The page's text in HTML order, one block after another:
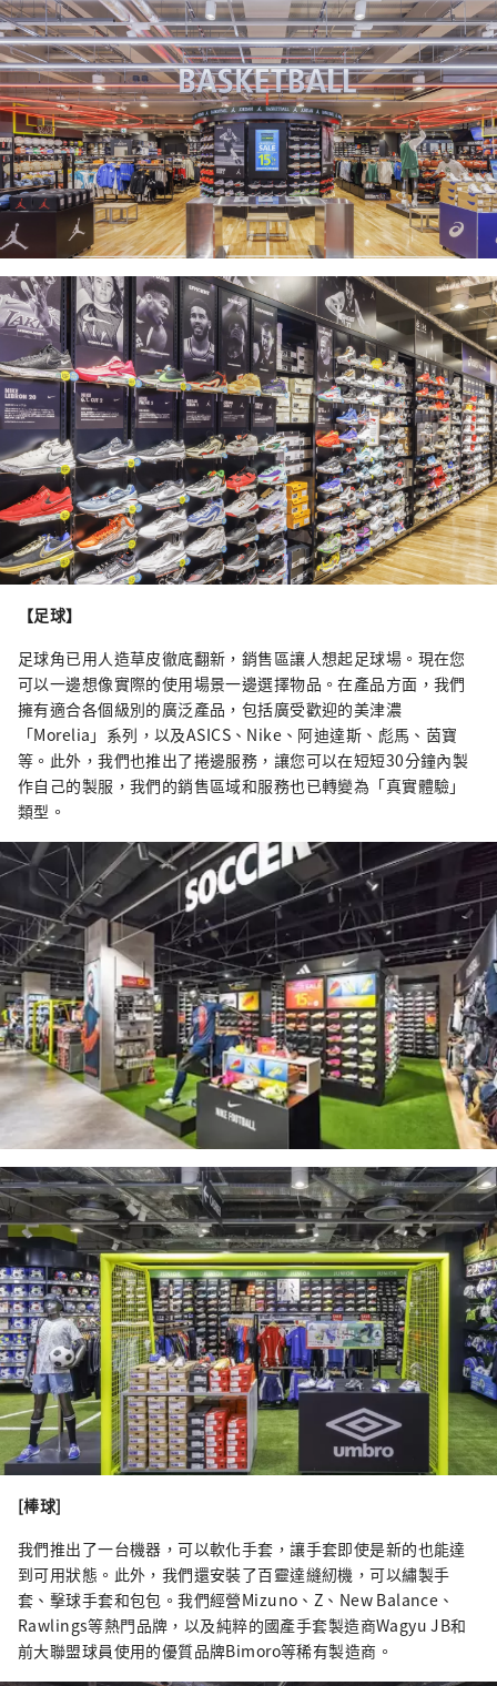
【足球】
足球角已用人造草皮徹底翻新，銷售區讓人想起足球場。現在您
可以一邊想像實際的使用場景一邊選擇物品。在產品方面，我們
擁有適合各個級別的廣泛產品，包括廣受歡迎的美津濃
「Morelia」系列，以及ASICS、Nike、阿迪達斯、彪馬、茵寶
等。此外，我們也推出了捲邊服務，讓您可以在短短30分鐘內製
作自己的製服，我們的銷售區域和服務也已轉變為「真實體驗」
類型。
[棒球]
我們推出了一台機器，可以軟化手套，讓手套即使是新的也能達
到可用狀態。此外，我們還安裝了百靈達縫紉機，可以繡製手
套、擊球手套和包包。我們經營Mizuno、Z、New Balance、
Rawlings等熱門品牌，以及純粹的國產手套製造商Wagyu JB和
前大聯盟球員使用的優質品牌Bimoro等稀有製造商。